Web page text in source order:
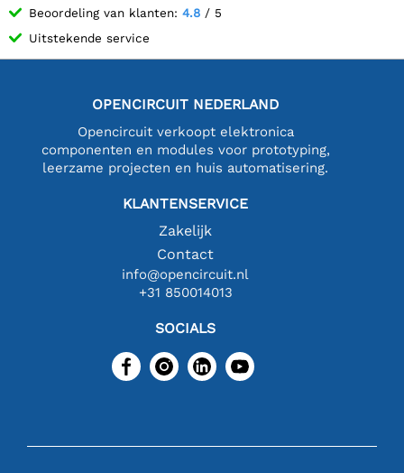
Beoordeling van klanten: 4.8 / 5
Uitstekende service
OPENCIRCUIT NEDERLAND
Opencircuit verkoopt elektronica
componenten en modules voor prototyping,
leerzame projecten en huis automatisering.
KLANTENSERVICE
Zakelijk
Contact
info@opencircuit.nl
+31 850014013
SOCIALS